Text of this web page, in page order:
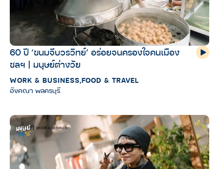
60 ปี ‘ขนมจีบวรวิทย์’ อร่อยจนครองใจคนเมือง
ชลฯ | มนุษย์ต่างวัย
WORK & BUSINESS,FOOD & TRAVEL
อังคณา พลครบุรี